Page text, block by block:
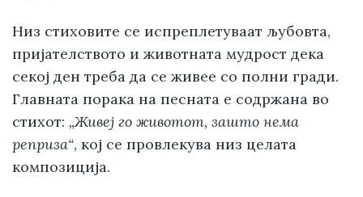
Низ стиховите се испреплетуваат љубовта,
пријателството и животната мудрост дека
секој ден треба да се живее со полни гради.
Главната порака на песната е содржана во
стихот: „Живеј го животот, зашто нема
реприза“, кој се провлекува низ целата
композиција.